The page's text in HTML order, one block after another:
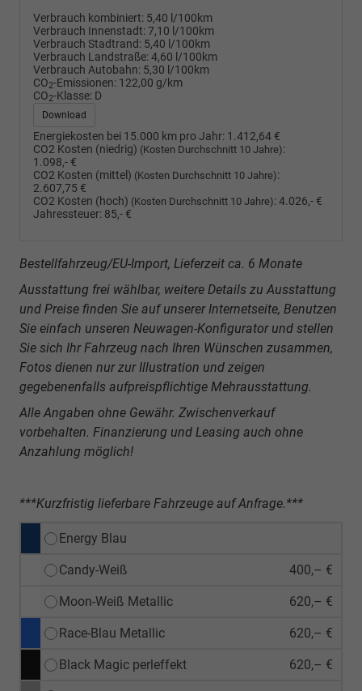
Verbrauch kombiniert: 5,40 l/100km
Verbrauch Innenstadt:7,10 l/100km
Verbrauch Stadtrand: 5,40 l/100km
Verbrauch Landstraße:4,60 l/100km
Verbrauch Autobahn: 5,30 l/100km
CO2-Emissionen: 122,00 g/km
CO2-Klasse: D
Download
Energiekosten bei 15.000 km pro Jahr: 1.412,64 €
CO2 Kosten (niedrig) (Kosten Durchschnitt 10 Jahre):
1.098,- €
CO2 Kosten (mittel) (Kosten Durchschnitt 10 Jahre):
2.607,75 €
CO2 Kosten (hoch) (Kosten Durchschnitt 10 Jahre):4.026,- €
Jahressteuer: 85,- €
Bestellfahrzeug/EU-Import, Lieferzeit ca. 6 Monate
Ausstattung frei wählbar, weitere Details zu Ausstattung
und Preise finden Sie auf unserer Internetseite, Benutzen
Sie einfach unseren Neuwagen-Konfigurator und stellen
Sie sich Ihr Fahrzeug nach Ihren Wünschen zusammen,
Fotos dienen nur zur Illustration und zeigen
gegebenenfalls aufpreispflichtige Mehrausstattung.
Alle Angaben ohne Gewähr. Zwischenverkauf
vorbehalten. Finanzierung und Leasing auch ohne
Anzahlung möglich!
***Kurzfristig lieferbare Fahrzeuge auf Anfrage.***
Energy Blau
Candy-Weiß 400,– €
Moon-Weiß Metallic 620,– €
Race-Blau Metallic 620,– €
Black Magic perleffekt 620,– €